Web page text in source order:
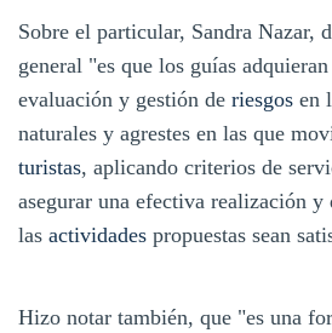
Sobre el particular, Sandra Nazar,
general "es que los guías
evaluación y gestión de riesgos en
naturales y agrestes en las que
turistas, aplicando criterios de
asegurar una efectiva realización y
las actividades propuestas sean
Hizo notar también, que "es una